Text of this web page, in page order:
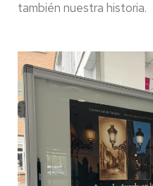
también nuestra historia.